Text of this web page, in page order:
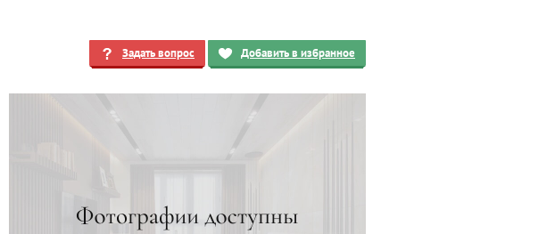
Задать вопрос Добавить в избранное